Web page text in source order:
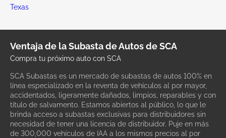
Texas
Ventaja de la Subasta de Autos de SCA
Compra tu próximo auto con SCA
SCA Subastas es un mercado de subastas de autos 100% en
línea especializado en la reventa de vehículos al por mayor,
accidentados, ligeramente dañados, limpios, reparables y con
título de salvamento. Estamos abiertos al público, lo que le
brinda acceso a subastas exclusivas para distribuidores sin
necesidad de tener una licencia de distribuidor. Puje en más
de 300,000 vehículos de IAA a los mismos precios al por